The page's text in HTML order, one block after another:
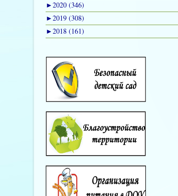
►2020 (346)
►2019 (308)
►2018 (161)